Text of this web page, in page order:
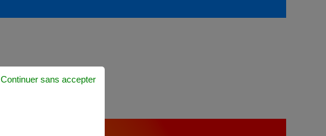
Continuer sans accepter